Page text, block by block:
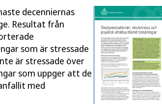
decenniernas
Resultat från
som är stressade
är stressade över
som uppger att de
med